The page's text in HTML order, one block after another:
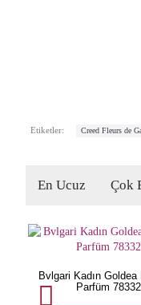
Etiketler: Creed Fleurs de
En Ucuz Çok
Bvlgari Kadın
Parfüm